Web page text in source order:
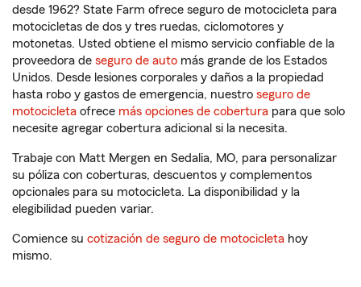
desde 1962? State Farm ofrece seguro de motocicleta para
motocicletas de dos y tres ruedas, ciclomotores y
motonetas. Usted obtiene el mismo servicio confiable de la
proveedora de seguro de auto más grande de los Estados
Unidos. Desde lesiones corporales y daños a la propiedad
hasta robo y gastos de emergencia, nuestro seguro de
motocicleta ofrece más opciones de cobertura para que solo
necesite agregar cobertura adicional si la necesita.
Trabaje con Matt Mergen en Sedalia, MO, para personalizar
su póliza con coberturas, descuentos y complementos
opcionales para su motocicleta. La disponibilidad y la
elegibilidad pueden variar.
Comience su cotización de seguro de motocicleta hoy
mismo.